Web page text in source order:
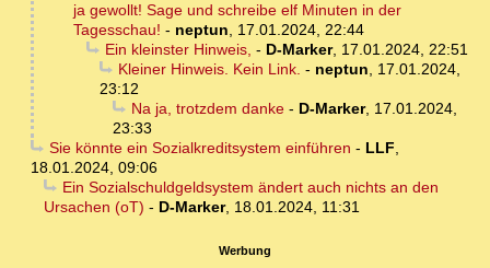
ja gewollt! Sage und schreibe elf Minuten in der
Tagesschau! - neptun, 17.01.2024, 22:44
Ein kleinster Hinweis, - D-Marker, 17.01.2024, 22:51
Kleiner Hinweis. Kein Link. - neptun, 17.01.2024,
23:12
Na ja, trotzdem danke- D-Marker, 17.01.2024,
23:33
Sie könnte ein Sozialkreditsystem einführen - LLF,
18.01.2024, 09:06
Ein Sozialschuldgeldsystem ändert auch nichts an den
Ursachen (oT) - D-Marker, 18.01.2024, 11:31
Werbung